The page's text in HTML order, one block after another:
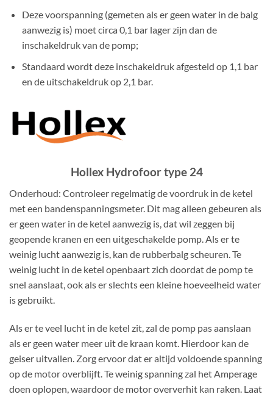
Deze voorspanning (gemeten als er geen water in de balg
aanwezig is) moet circa 0,1 bar lager zijn dan de
inschakeldruk van de pomp;
Standaard wordt deze inschakeldruk afgesteld op 1,1 bar
en de uitschakeldruk op 2,1 bar.
Hollex Hydrofoor type 24
Onderhoud: Controleer regelmatig de voordruk in de ketel
met een bandenspanningsmeter. Dit mag alleen gebeuren als
er geen water in de ketel aanwezig is, dat wil zeggen bij
geopende kranen en een uitgeschakelde pomp. Als er te
weinig lucht aanwezig is, kan de rubberbalg scheuren. Te
weinig lucht in de ketel openbaart zich doordat de pomp te
snel aanslaat, ook als er slechts een kleine hoeveelheid water
is gebruikt.
Als er te veel lucht in de ketel zit, zal de pomp pas aanslaan
als er geen water meer uit de kraan komt. Hierdoor kan de
geiser uitvallen. Zorg ervoor dat er altijd voldoende spanning
op de motor overblijft. Te weinig spanning zal het Amperage
doen oplopen, waardoor de motor oververhit kan raken. Laat